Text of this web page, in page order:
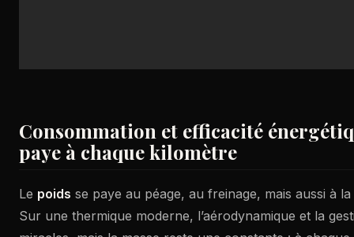
Consommation et efficacité
paye à chaque kilomètre
Le poids se paye au péage, au freinage, mais aussi à
Sur une thermique moderne, l’aérodynamique et la